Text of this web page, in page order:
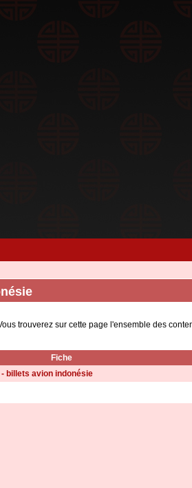
trouverez sur cette page l'ensemble des
Fiche
billets avion indonésie